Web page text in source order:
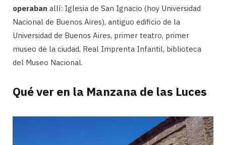
operaban allí: Iglesia de San Ignacio (hoy Universidad
Nacional de Buenos Aires), antiguo edificio de la
Universidad de Buenos Aires, primer teatro, primer
museo de la ciudad, Real Imprenta Infantil, biblioteca
del Museo Nacional.
Qué ver en la Manzana de las Luces